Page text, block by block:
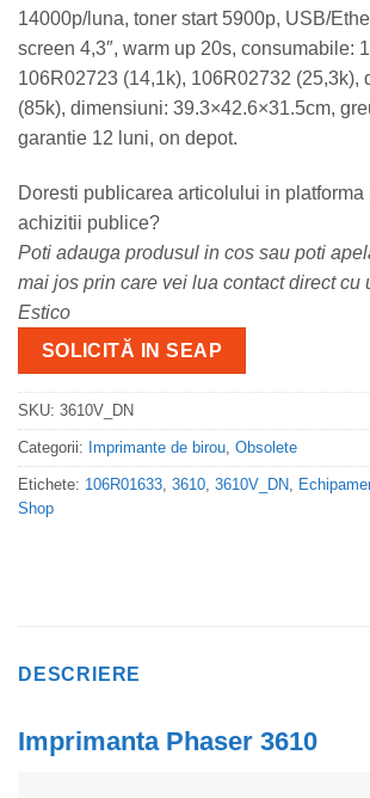
14000p/luna, toner start 5900p, USB/
screen 4,3″, warm up 20s, consumabile:
106R02723 (14,1k), 106R02732 (25,3k),
(85k), dimensiuni: 39.3×42.6×31.5cm,
garantie 12 luni, on depot.
Doresti publicarea articolului in
achizitii publice?
Poti adauga produsul in cos sau poti
mai jos prin care vei lua contact direct cu
Estico
SOLICITĂ IN SEAP
SKU: 3610V_DN
Categorii: Imprimante de birou, Obsolete
Etichete: 106R01633, 3610, 3610V_DN,
Shop
DESCRIERE
Imprimanta Phaser 3610